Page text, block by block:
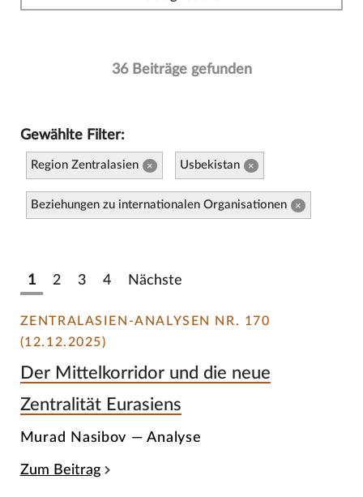
36 Beiträge gefunden
Gewählte Filter:
Region Zentralasien × Usbekistan ×
Beziehungen zu internationalen Organisationen ×
1 2 3 4 Nächste
ZENTRALASIEN-ANALYSEN NR. 170
(12.12.2025)
Der Mittelkorridor und die neue
Zentralität Eurasiens
Murad Nasibov — Analyse
Zum Beitrag